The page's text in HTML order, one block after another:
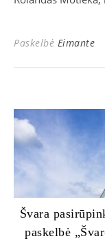
Paskelbė Eimante
Švara
paskelbė